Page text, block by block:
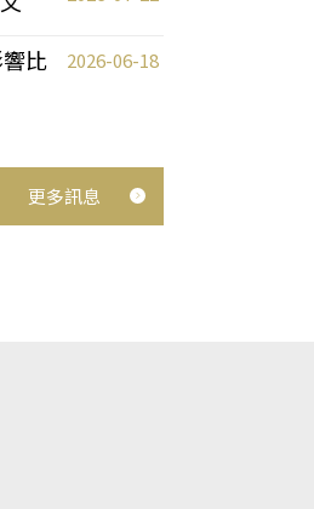
比
2026-06-18
更多訊息